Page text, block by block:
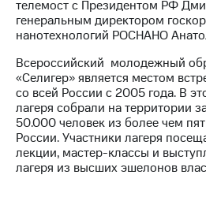
Личный
кабинет
акционера
Акционерный
капитал
Контроль
и
аудит
Рынок
акций
Описание
телемост с Президентом РФ
генеральным директором
нанотехнологий РОСНАНО
Всероссийский молодежный
«Селигер» является местом
со всей России с 2005 года. В
лагеря собрали на территории
50.000 человек из более чем
России. Участники лагеря
лекции, мастер-классы и
лагеря из высших эшелонов